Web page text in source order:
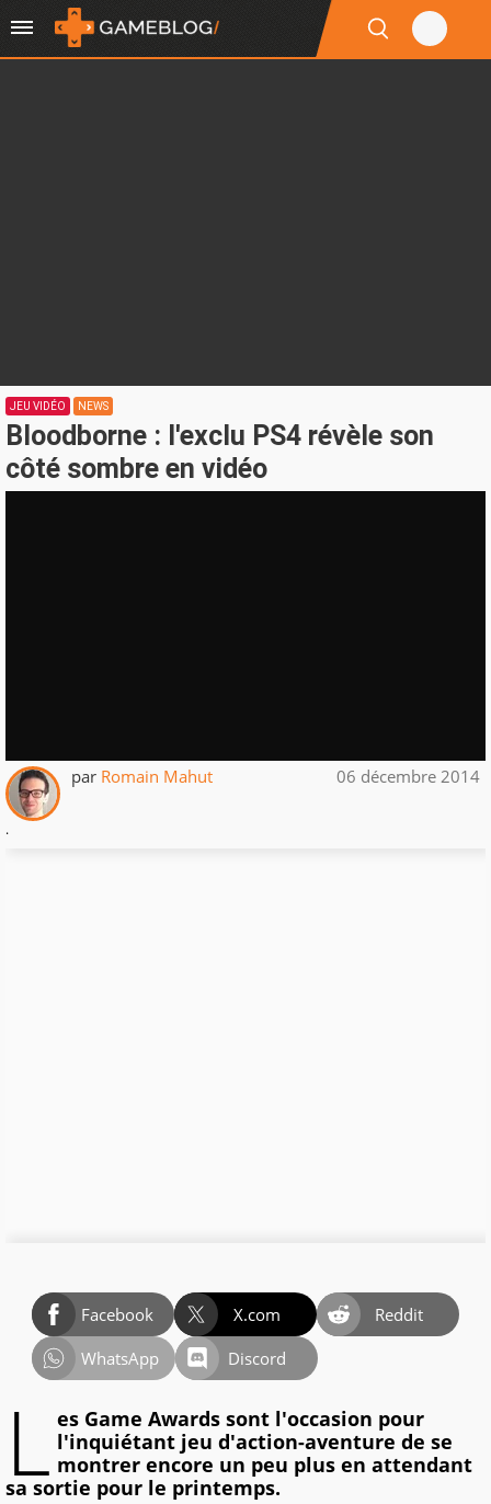
JEU VIDÉO NEWS
Bloodborne : l'exclu PS4 révèle son
côté sombre en vidéo
par Romain Mahut 06 décembre 2014
.
Facebook X.com
Reddit
WhatsApp
Discord
L es Game Awards sont l'occasion pour
l'inquiétant jeu d'action-aventure de se
montrer encore un peu plus en attendant
sa sortie pour le printemps.